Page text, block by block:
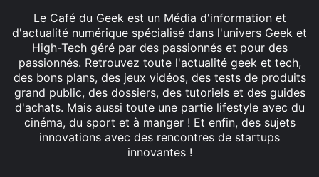
Le Café du Geek est un Média d'information et
d'actualité numérique spécialisé dans l'univers Geek et
High-Tech géré par des passionnés et pour des
passionnés. Retrouvez toute l'actualité geek et tech,
des bons plans, des jeux vidéos, des tests de produits
grand public, des dossiers, des tutoriels et des guides
d'achats. Mais aussi toute une partie lifestyle avec du
cinéma, du sport et à manger ! Et enfin, des sujets
innovations avec des rencontres de startups
innovantes !